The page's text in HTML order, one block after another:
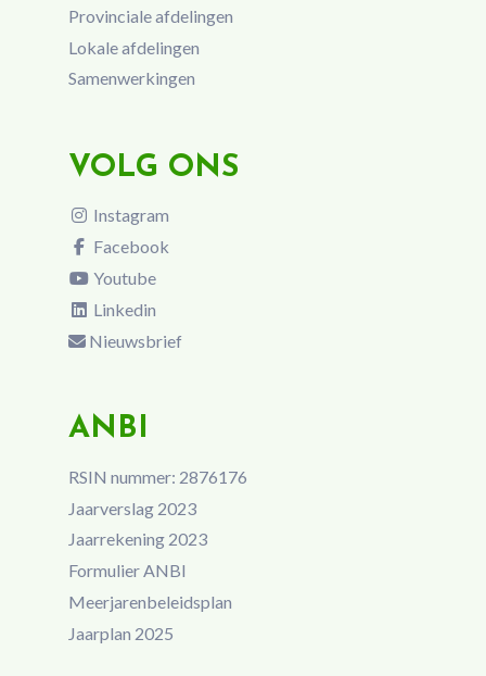
Provinciale afdelingen
Lokale afdelingen
Samenwerkingen
VOLG ONS
Instagram
Facebook
Youtube
Linkedin
Nieuwsbrief
ANBI
RSIN nummer: 2876176
Jaarverslag 2023
Jaarrekening 2023
Formulier ANBI
Meerjarenbeleidsplan
Jaarplan 2025